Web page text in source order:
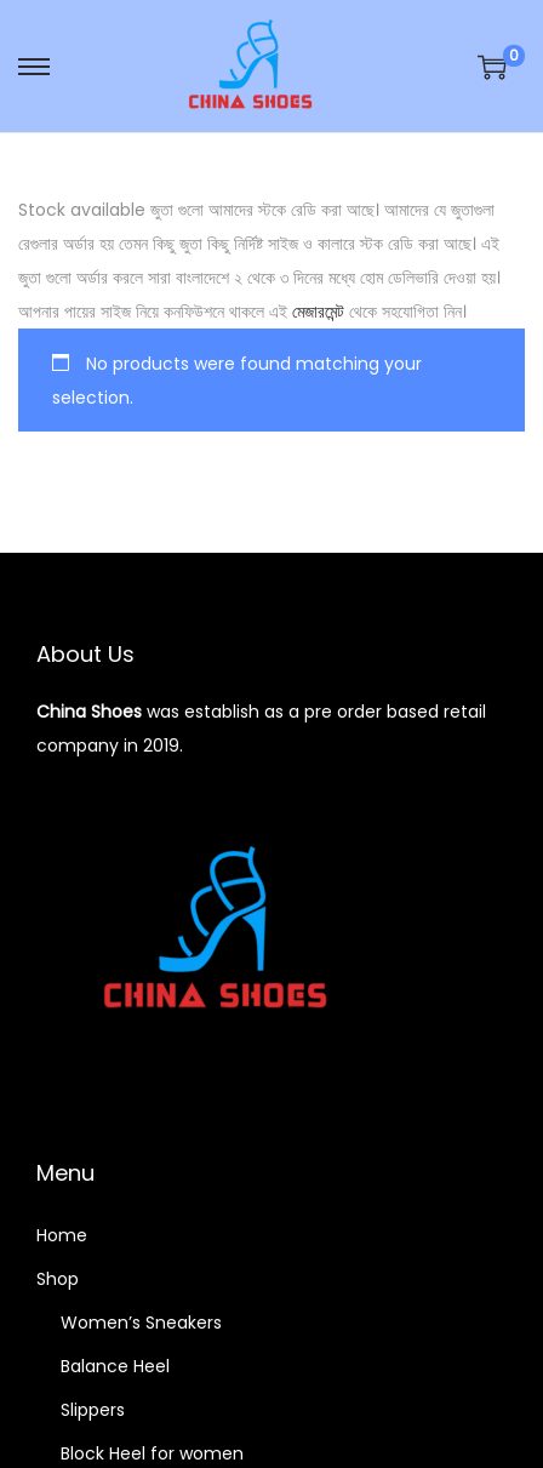
S
k
t
o
n
a
o
S
k
t
o
c
o
0
Stock available জুতা গুলো আমাদের স্টকে রেডি করা আছে। আমাদের যে জুতাগুলা
রেগুলার অর্ডার হয় তেমন কিছু জুতা কিছু নির্দিষ্ট সাইজ ও কালারে স্টক রেডি করা আছে। এই
জুতা গুলো অর্ডার করলে সারা বাংলাদেশে ২ থেকে ৩ দিনের মধ্যে হোম ডেলিভারি দেওয়া হয়।
আপনার পায়ের সাইজ নিয়ে কনফিউশনে থাকলে এই মেজারমেন্ট থেকে সহযোগিতা নিন।
No products were found matching your
selection.
About Us
China Shoes was establish as a pre order based retail
company in 2019.
Menu
Home
Shop
Women’s Sneakers
Balance Heel
Slippers
Block Heel for women